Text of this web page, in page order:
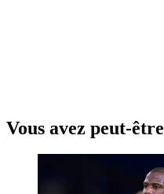
Vous avez peut-